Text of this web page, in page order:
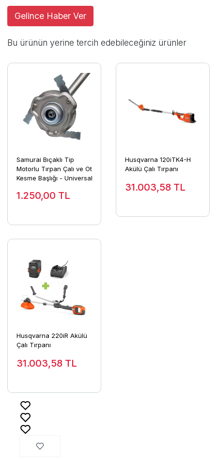
Gelince Haber Ver
Bu ürünün yerine tercih edebileceğiniz ürünler
Samurai Bıçaklı Tip
Motorlu Tırpan Çalı ve Ot
Kesme Başlığı - Universal
1.250,00 TL
Husqvarna 120iTK4-H
Akülü Çalı Tırpanı
31.003,58 TL
Husqvarna 220iR Akülü
Çalı Tırpanı
31.003,58 TL